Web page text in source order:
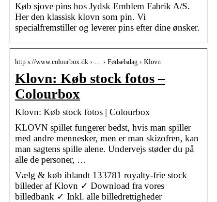
Køb sjove pins hos Jydsk Emblem Fabrik A/S.
Her den klassisk klovn som pin. Vi
specialfremstiller og leverer pins efter dine ønsker.
http s://www.colourbox.dk › … › Fødselsdag › Klovn
Klovn: Køb stock fotos –
Colourbox
Klovn: Køb stock fotos | Colourbox
KLOVN spillet fungerer bedst, hvis man spiller
med andre mennesker, men er man skizofren, kan
man sagtens spille alene. Undervejs støder du på
alle de personer, …
Vælg & køb iblandt 133781 royalty-frie stock
billeder af Klovn ✓ Download fra vores
billedbank ✓ Inkl. alle billedrettigheder